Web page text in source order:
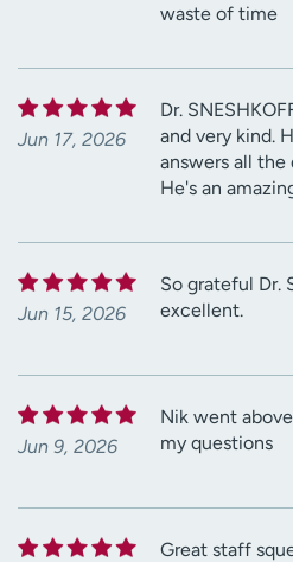
waste of time
Jun 17, 2026
Dr.
and very kind.
answers all
He's an
Jun 15, 2026
So grateful Dr.
excellent.
Jun 9, 2026
Nik went
my questions
Great staff